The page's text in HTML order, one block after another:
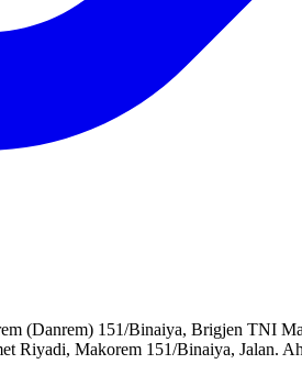
(Danrem) 151/Binaiya, Brigjen TNI
Riyadi, Makorem 151/Binaiya, Jalan.